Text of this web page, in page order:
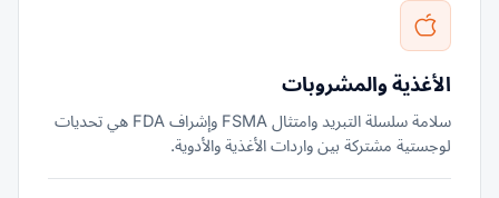
الأغذية والمشروبات
سلامة سلسلة التبريد وامتثال FSMA وإشراف FDA هي تحديات
لوجستية مشتركة بين واردات الأغذية والأدوية.